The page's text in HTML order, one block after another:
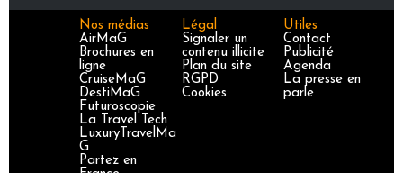
Nos médias
AirMaG
Brochures en
ligne
CruiseMaG
DestiMaG
Futuroscopie
La Travel Tech
LuxuryTravelMa
G
Partez en
Légal
Signaler un
contenu illicite
Plan du site
RGPD
Cookies
Utiles
Contact
Publicité
Agenda
La presse en
parle